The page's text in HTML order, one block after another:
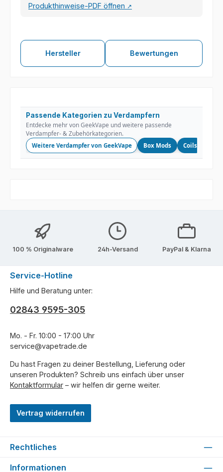
Produkthinweise-PDF öffnen ↗
Hersteller Bewertungen
Passende Kategorien zu Verdampfern
Entdecke mehr von GeekVape und weitere passende
Verdampfer- & Zubehörkategorien.
Weitere Verdampfer von GeekVape Box Mods Coils
100 % Originalware 24h-Versand PayPal & Klarna
Service-Hotline
Hilfe und Beratung unter:
02843 9595-305
Mo. - Fr. 10:00 - 17:00 Uhr
service@vapetrade.de
Du hast Fragen zu deiner Bestellung, Lieferung oder
unseren Produkten? Schreib uns einfach über unser
Kontaktformular – wir helfen dir gerne weiter.
Vertrag widerrufen
Rechtliches
Informationen